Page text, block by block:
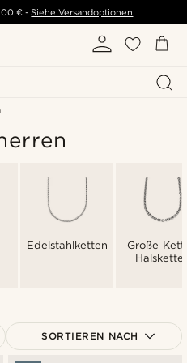
€ - Siehe Versandoptionen
Edelstahlketten
Große
SORTIEREN NACH